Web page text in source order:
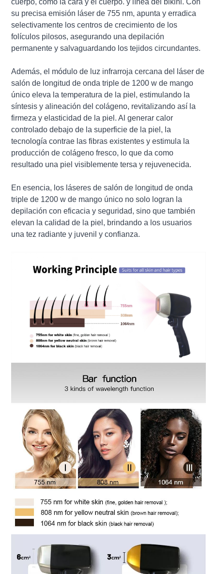
cuerpo, como la cara y el cuerpo. y línea del bikini. Con
su precisa emisión láser de 755 nm, apunta y erradica
selectivamente los centros de crecimiento de los
folículos pilosos, asegurando una depilación
permanente y salvaguardando los tejidos circundantes.
Además, el módulo de luz infrarroja cercana del láser de
salón de longitud de onda triple de 1200 w de mango
único eleva la temperatura de la piel, estimulando la
síntesis y alineación del colágeno, revitalizando así la
firmeza y elasticidad de la piel. Al generar calor
controlado debajo de la superficie de la piel, la
tecnología contrae las fibras existentes y estimula la
producción de colágeno fresco, lo que da como
resultado una piel visiblemente tersa y rejuvenecida.
En esencia, los láseres de salón de longitud de onda
triple de 1200 w de mango único no solo logran la
depilación con eficacia y seguridad, sino que también
elevan la calidad de la piel, brindando a los usuarios
una tez radiante y juvenil y confianza.